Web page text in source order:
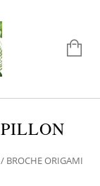
/ BROCHE ORIGAMI